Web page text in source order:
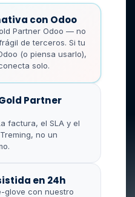
con Odoo
Partner Odoo — no
de terceros. Si tu
(o piensa usarlo),
solo.
Partner
factura, el SLA y el
no un
en 24h
glove con nuestro